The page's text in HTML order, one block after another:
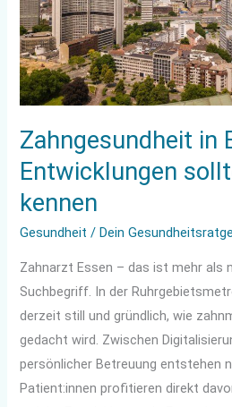
Zahngesundheit in
Entwicklungen
kennen
Gesundheit /Dein
Zahnarzt Essen – das ist mehr als
Suchbegriff. In der
derzeit still und gründlich, wie
gedacht wird. Zwischen
persönlicher Betreuung entstehen
Patient:innen profitieren direkt
sollte
man
kennen